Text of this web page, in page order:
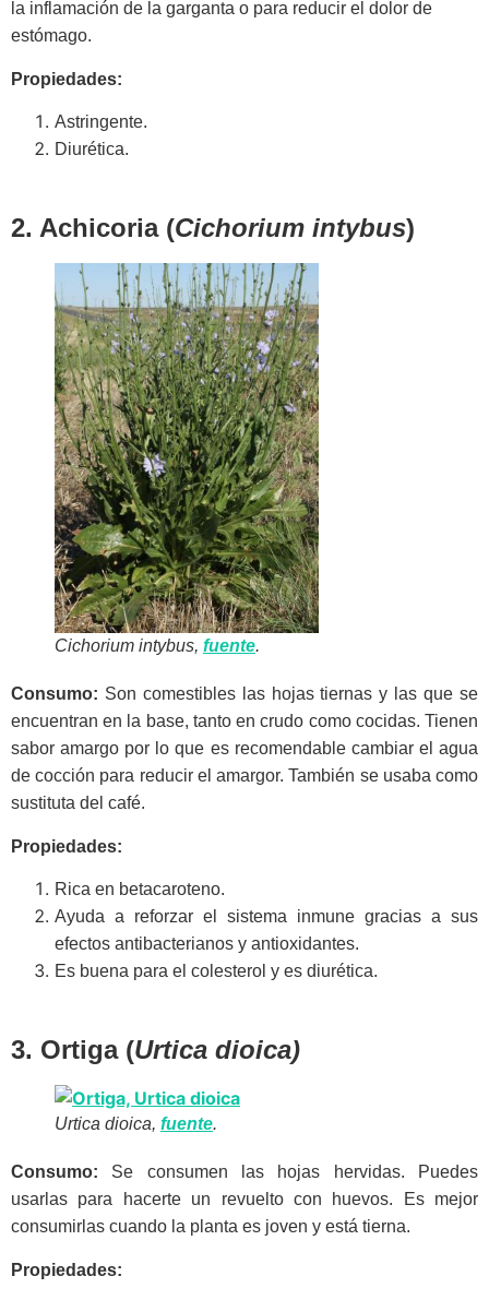
la inflamación de la garganta o para reducir el dolor de
estómago.
Propiedades:
Astringente.
Diurética.
2. Achicoria (Cichorium intybus)
Cichorium intybus, fuente.
Consumo: Son comestibles las hojas tiernas y las que se
encuentran en la base, tanto en crudo como cocidas. Tienen
sabor amargo por lo que es recomendable cambiar el agua
de cocción para reducir el amargor. También se usaba como
sustituta del café.
Propiedades:
Rica en betacaroteno.
Ayuda a reforzar el sistema inmune gracias a sus
efectos antibacterianos y antioxidantes.
Es buena para el colesterol y es diurética.
3. Ortiga (Urtica dioica)
Urtica dioica, fuente.
Consumo: Se consumen las hojas hervidas. Puedes
usarlas para hacerte un revuelto con huevos. Es mejor
consumirlas cuando la planta es joven y está tierna.
Propiedades: